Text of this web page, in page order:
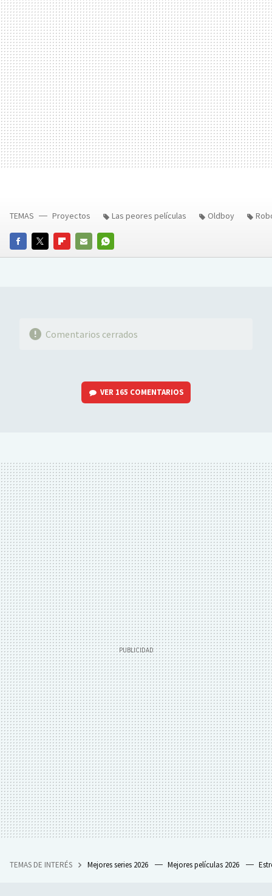
FACEBOOKTWITTERFLIPBOARD
E-
WHATSAPP
TEMAS Proyectos Las peores películas Oldboy
Comentarios cerrados
VER 165 COMENTARIOS
TEMAS DE INTERÉS Mejores series 2026 Mejores películas 2026